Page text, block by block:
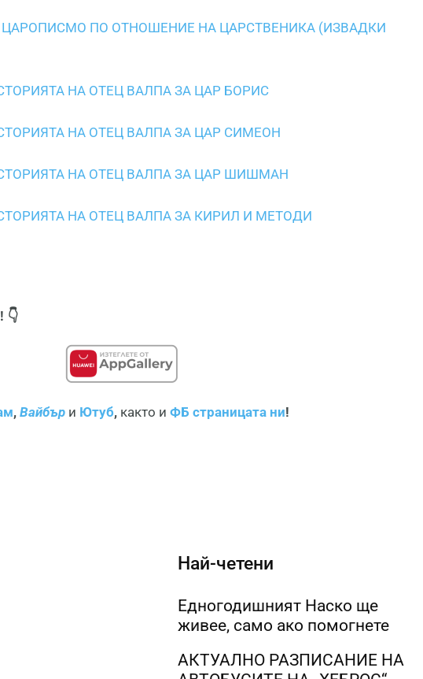
ЦАРОПИСМО ПО ОТНОШЕНИЕ НА ЦАРСТВЕНИКА (ИЗВАДКИ
НА ОТЕЦ ВАЛПА ЗА ЦАР БОРИС
НА ОТЕЦ ВАЛПА ЗА ЦАР СИМЕОН
НА ОТЕЦ ВАЛПА ЗА ЦАР ШИШМАН
НА ОТЕЦ ВАЛПА ЗА КИРИЛ И МЕТОДИ
, Вайбър и Ютуб, както и ФБ страницата ни!
Най-четени
Едногодишният Наско ще
живее, само ако помогнете
АКТУАЛНО РАЗПИСАНИЕ НА